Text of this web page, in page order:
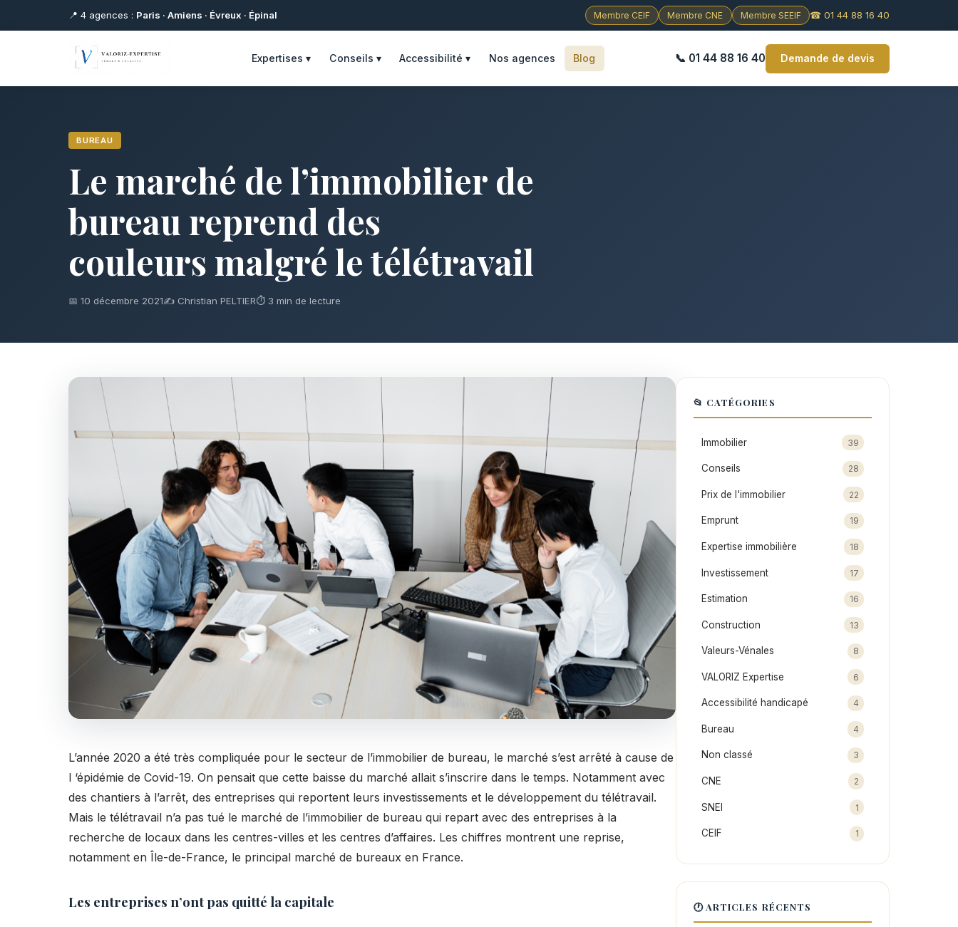
📍 4 agences : Paris · Amiens · Évreux · Épinal Membre CEIF Membre CNE Membre SEEIF ☎ 01 44 88 16 40
Expertises ▾ Conseils ▾ Accessibilité ▾ Nos agences Blog 📞 01 44 88 16 40 Demande de devis
BUREAU
Le marché de l’immobilier de
bureau reprend des
couleurs malgré le télétravail
📅 10 décembre 2021✍️ Christian PELTIER⏱ 3 min de lecture
L’année 2020 a été très compliquée pour le secteur de l’immobilier de bureau, le marché s’est arrêté à cause de
l ‘épidémie de Covid-19. On pensait que cette baisse du marché allait s’inscrire dans le temps. Notamment avec
des chantiers à l’arrêt, des entreprises qui reportent leurs investissements et le développement du télétravail.
Mais le télétravail n’a pas tué le marché de l’immobilier de bureau qui repart avec des entreprises à la
recherche de locaux dans les centres-villes et les centres d’affaires. Les chiffres montrent une reprise,
notamment en Île-de-France, le principal marché de bureaux en France.
Les entreprises n’ont pas quitté la capitale
📂 CATÉGORIES
Immobilier 39
Conseils 28
Prix de l'immobilier 22
Emprunt 19
Expertise immobilière 18
Investissement 17
Estimation 16
Construction 13
Valeurs-Vénales 8
VALORIZ Expertise 6
Accessibilité handicapé 4
Bureau 4
Non classé 3
CNE 2
SNEI 1
CEIF 1
🕐 ARTICLES RÉCENTS